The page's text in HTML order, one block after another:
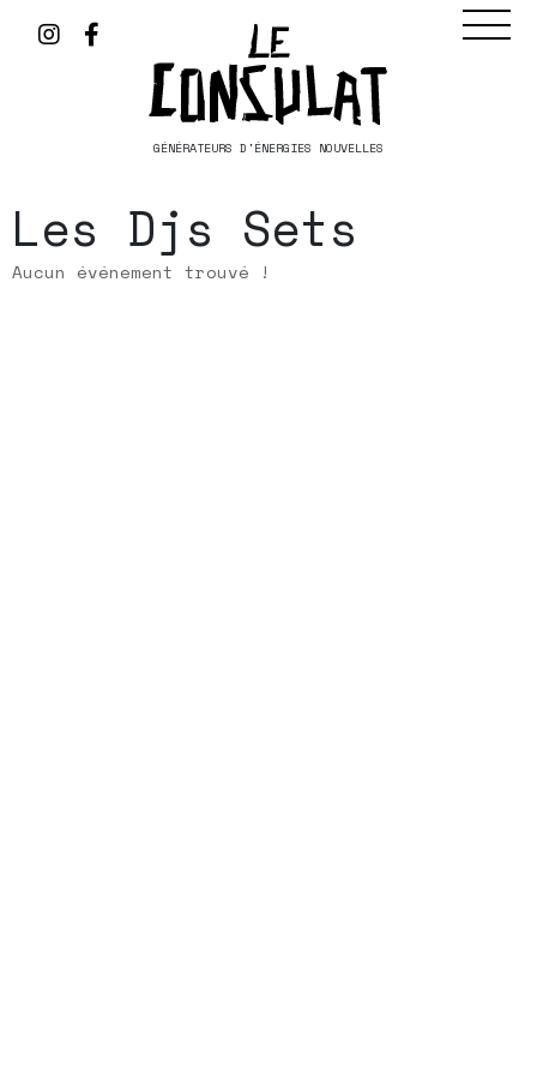
GÉNÉRATEURS D'ÉNERGIES NOUVELLES
Les Djs Sets
Aucun événement trouvé !